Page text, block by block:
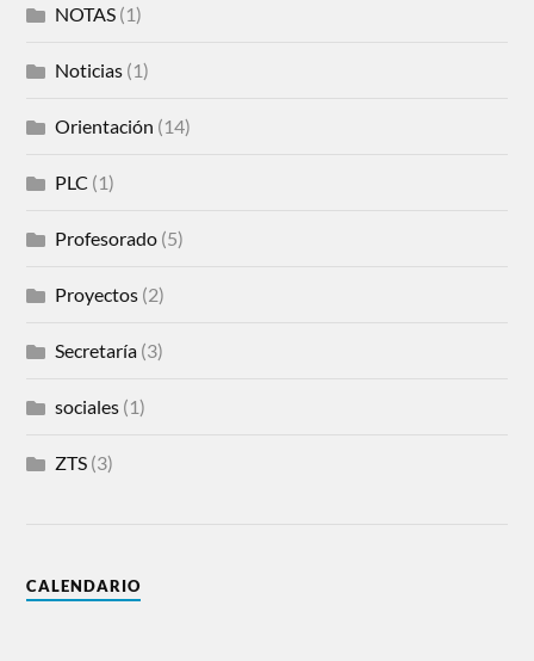
NOTAS (1)
Noticias (1)
Orientación (14)
PLC (1)
Profesorado (5)
Proyectos (2)
Secretaría (3)
sociales (1)
ZTS (3)
CALENDARIO